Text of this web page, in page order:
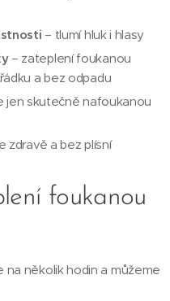
– tlumí hluk i hlasy
– zateplení foukanou
a bez odpadu
jen skutečně nafoukanou
zdravě a bez plísní
foukanou
několik hodin a můžeme